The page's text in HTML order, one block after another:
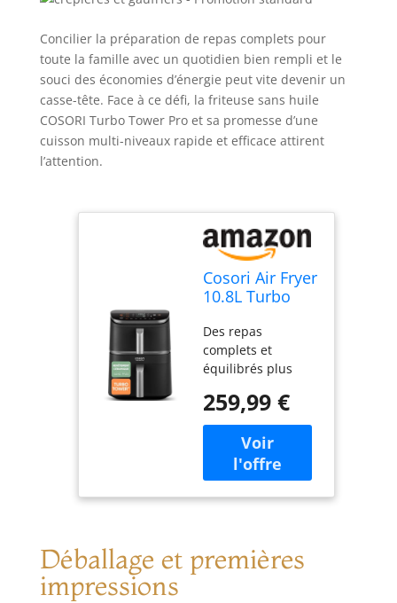
Concilier la préparation de repas complets pour
toute la famille avec un quotidien bien rempli et le
souci des économies d’énergie peut vite devenir un
casse-tête. Face à ce défi, la friteuse sans huile
COSORI Turbo Tower Pro et sa promesse d’une
cuisson multi-niveaux rapide et efficace attirent
l’attention.
Cosori Air Fryer
10.8L Turbo
Revêtement
Céramique
sans PFAS
Des repas
complets et
équilibrés plus
: cet appareil
permet une
cuisson
harmonieuse
répondant à vos
besoins en
inclut des recettes
élaborées par les
259,99 €
Déballage et premières
impressions